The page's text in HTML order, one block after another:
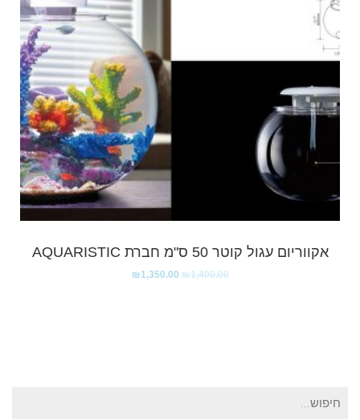
אקווריום עגול קוטר 50 ס"מ חברת AQUARISTIC
₪1,400.00
₪1,350.00
חיפוש